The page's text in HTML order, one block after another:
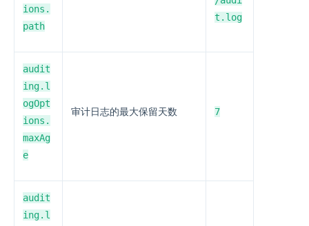
ions.
path
t.log
audit
ing.l
ogOpt
ions.
maxAg
e
审计日志的最大保留天数 7
audit
ing.l